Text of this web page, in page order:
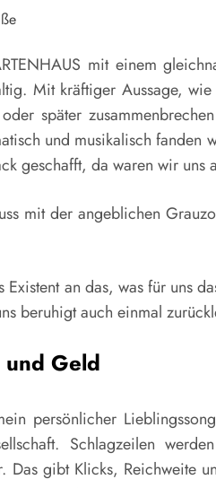
mit einem
Mit kräftiger Aussage,
später
und musikalisch
geschafft, da waren wir uns
mit der angeblichen
Existent an das, was für uns
beruhigt auch einmal
Geld
persönlicher
Schlagzeilen
Das gibt Klicks,